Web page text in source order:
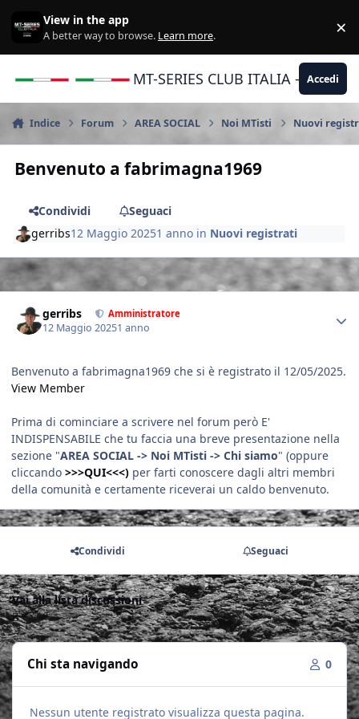
View in the app
A better way to browse. Learn more. ×
MT-SERIES CLUB ITALIA -Accedi
Indice Forum AREA SOCIAL Noi MTisti Nuovi
Benvenuto a fabrimagna1969
Condividi
Seguaci
gerribs12 Maggio 20251 anno in Nuovi registrati
gerribs Amministratore
12 Maggio 20251 anno
Benvenuto a fabrimagna1969 che si è registrato il 12/05/2025.
View Member
Prima di cominciare a scrivere nel forum però E'
INDISPENSABILE che tu faccia una breve presentazione nella
sezione "AREA SOCIAL -> Noi MTisti -> Chi siamo" (oppure
cliccando >>>QUI<<<) per farti conoscere dagli altri membri
della comunità e certamente riceverai un caldo benvenuto.
Condividi Seguaci
Vai alla lista discussioni
Chi sta navigando 0
Nessun utente registrato visualizza questa pagina.